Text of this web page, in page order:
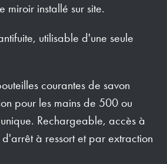
miroir installé sur site.
utilisable d'une seule
courantes de savon
pour les mains de 500 ou
Rechargeable, accès à
à ressort et par extraction